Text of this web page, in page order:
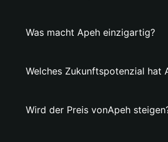
Was macht Apeh einzigartig?
Welches Zukunftspotenzial hat
Wird der Preis vonApeh